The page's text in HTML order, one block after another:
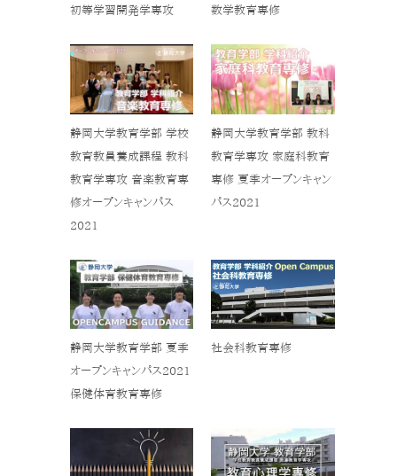
初等学習開発学専攻 数学教育専修
静岡大学教育学部 学校
教育教員養成課程 教科
教育学専攻 音楽教育専
修オープンキャンパス
2021
静岡大学教育学部 教科
教育学専攻 家庭科教育
専修 夏季オープンキャン
パス2021
静岡大学教育学部 夏季
オープンキャンパス2021
保健体育教育専修
社会科教育専修